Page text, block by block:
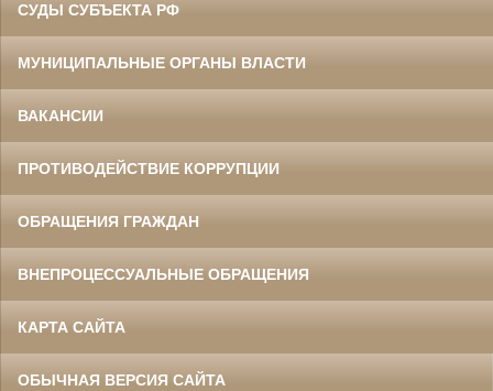
СУДЫ СУБЪЕКТА РФ
МУНИЦИПАЛЬНЫЕ ОРГАНЫ ВЛАСТИ
ВАКАНСИИ
ПРОТИВОДЕЙСТВИЕ КОРРУПЦИИ
ОБРАЩЕНИЯ ГРАЖДАН
ВНЕПРОЦЕССУАЛЬНЫЕ ОБРАЩЕНИЯ
КАРТА САЙТА
ОБЫЧНАЯ ВЕРСИЯ САЙТА